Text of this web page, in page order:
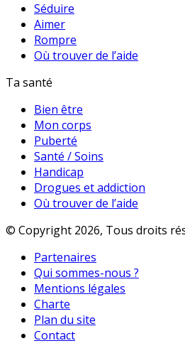
Séduire
Aimer
Rompre
Où trouver de l’aide
Ta santé
Bien être
Mon corps
Puberté
Santé / Soins
Handicap
Drogues et addiction
Où trouver de l’aide
© Copyright 2026, Tous droits
Partenaires
Qui sommes-nous ?
Mentions légales
Charte
Plan du site
Contact